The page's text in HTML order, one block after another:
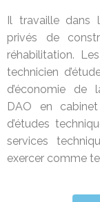
Il travaille dans
privés de
réhabilitation.
technicien
d’économie de
DAO en
d’études
services
exercer comme